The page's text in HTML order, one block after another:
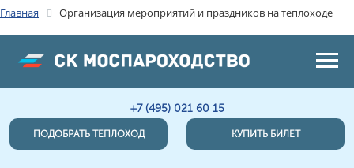
Главная Организация мероприятий и праздников на теплоходе
+7 (495) 021 60 15
ПОДОБРАТЬ ТЕПЛОХОД КУПИТЬ БИЛЕТ